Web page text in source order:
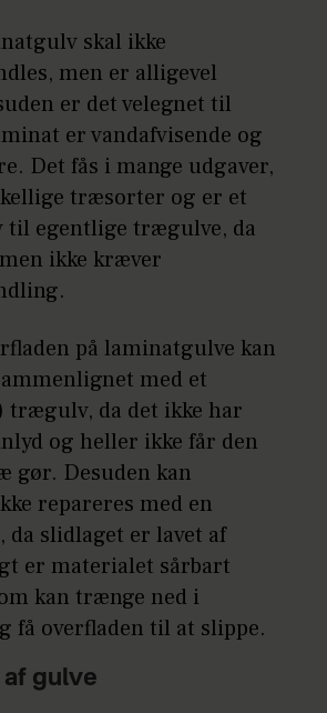
skal ikke
men er alligevel
er det velegnet til
er vandafvisende og
Det fås i mange udgaver,
træsorter og er et
til egentlige trægulve, da
ikke kræver
på laminatgulve kan
med et
trægulv, da det ikke har
og heller ikke får den
gør. Desuden kan
repareres med en
slidlaget er lavet af
er materialet sårbart
kan trænge ned i
få overfladen til at slippe.
gulve